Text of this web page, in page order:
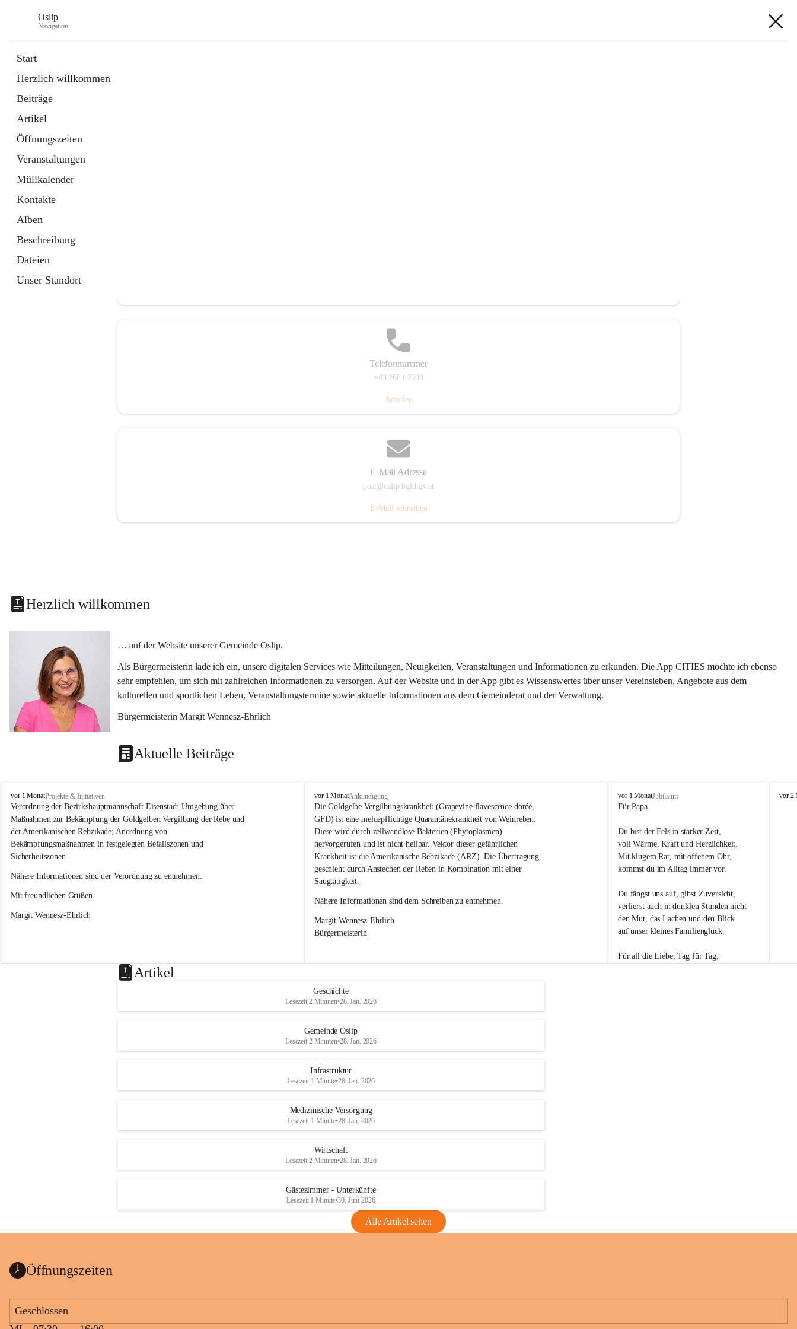
Oslip
Navigation
Start
Herzlich willkommen
Beiträge
Artikel
Öffnungszeiten
Veranstaltungen
Müllkalender
Kontakte
Alben
Beschreibung
Dateien
Unser Standort
Telefonnummer
+43 2684 2208
Anrufen
E-Mail Adresse
post@oslip.bgld.gv.at
E-Mail schreiben
Herzlich willkommen
… auf der Website unserer Gemeinde Oslip.
Als Bürgermeisterin lade ich ein, unsere digitalen Services wie Mitteilungen, Neuigkeiten, Veranstaltungen und Informationen zu erkunden. Die App CITIES möchte ich ebenso
sehr empfehlen, um sich mit zahlreichen Informationen zu versorgen. Auf der Website und in der App gibt es Wissenswertes über unser Vereinsleben, Angebote aus dem
kulturellen und sportlichen Leben, Veranstaltungstermine sowie aktuelle Informationen aus dem Gemeinderat und der Verwaltung.
Bürgermeisterin Margit Wennesz-Ehrlich
Aktuelle Beiträge
O
s
l
i
p
vor 1 MonatProjekte & Initiativen
Verordnung der Bezirkshauptmannschaft Eisenstadt-Umgebung über
Maßnahmen zur Bekämpfung der Goldgelben Vergilbung der Rebe und
der Amerikanischen Rebzikade; Anordnung von
Bekämpfungsmaßnahmen in festgelegten Befallszonen und
Sicherheitszonen.
Nähere Informationen sind der Verordnung zu entnehmen.
Mit freundlichen Grüßen
Margit Wennesz-Ehrlich
O
s
l
i
p
vor 1 MonatAnkündigung
Die Goldgelbe Vergilbungskrankheit (Grapevine flavescence dorée,
GFD) ist eine meldepflichtige Quarantänekrankheit von Weinreben.
Diese wird durch zellwandlose Bakterien (Phytoplasmen)
hervorgerufen und ist nicht heilbar. Vektor dieser gefährlichen
Krankheit ist die Amerikanische Rebzikade (ARZ). Die Übertragung
geschieht durch Anstechen der Reben in Kombination mit einer
Saugtätigkeit.
Nähere Informationen sind dem Schreiben zu entnehmen.
Margit Wennesz-Ehrlich
Bürgermeisterin
O
s
i
vor 1 MonatJubiläum
Für Papa
Du bist der Fels in starker Zeit,
voll Wärme, Kraft und Herzlichkeit.
Mit klugem Rat, mit offenem Ohr,
kommst du im Alltag immer vor.
Du fängst uns auf, gibst Zuversicht,
verlierst auch in dunklen Stunden nicht
den Mut, das Lachen und den Blick
auf unser kleines Familienglück.
Für all die Liebe, Tag für Tag,
O
vor 2
Artikel
Geschichte
Lesezeit 2 Minuten•28. Jan. 2026
Gemeinde Oslip
Lesezeit 2 Minuten•28. Jan. 2026
Infrastruktur
Lesezeit 1 Minute•28. Jan. 2026
Medizinische Versorgung
Lesezeit 1 Minute•28. Jan. 2026
Wirtschaft
Lesezeit 2 Minuten•28. Jan. 2026
Gästezimmer - Unterkünfte
Lesezeit 1 Minute•30. Juni 2026
Alle Artikel sehen
Öffnungszeiten
Geschlossen